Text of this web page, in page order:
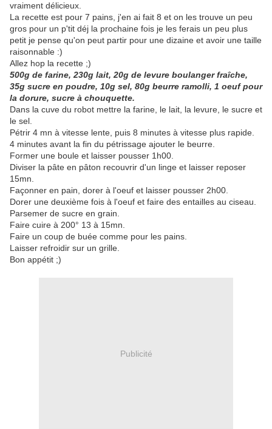
vraiment délicieux.
La recette est pour 7 pains, j'en ai fait 8 et on les trouve un peu
gros pour un p'tit déj la prochaine fois je les ferais un peu plus
petit je pense qu'on peut partir pour une dizaine et avoir une taille
raisonnable :)
Allez hop la recette ;)
500g de farine, 230g lait, 20g de levure boulanger fraîche,
35g sucre en poudre, 10g sel, 80g beurre ramolli, 1 oeuf pour
la dorure, sucre à chouquette.
Dans la cuve du robot mettre la farine, le lait, la levure, le sucre et
le sel.
Pétrir 4 mn à vitesse lente, puis 8 minutes à vitesse plus rapide.
4 minutes avant la fin du pétrissage ajouter le beurre.
Former une boule et laisser pousser 1h00.
Diviser la pâte en pâton recouvrir d'un linge et laisser reposer
15mn.
Façonner en pain, dorer à l'oeuf et laisser pousser 2h00.
Dorer une deuxième fois à l'oeuf et faire des entailles au ciseau.
Parsemer de sucre en grain.
Faire cuire à 200° 13 à 15mn.
Faire un coup de buée comme pour les pains.
Laisser refroidir sur un grille.
Bon appétit ;)
Publicité